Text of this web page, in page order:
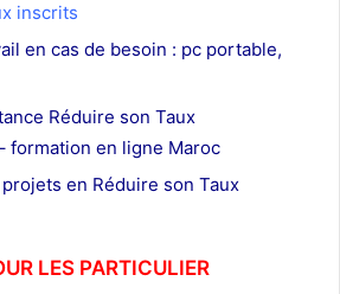
inscrits
en cas de besoin : pc portable,
Réduire son Taux
formation en ligne Maroc
en Réduire son Taux
LES PARTICULIER